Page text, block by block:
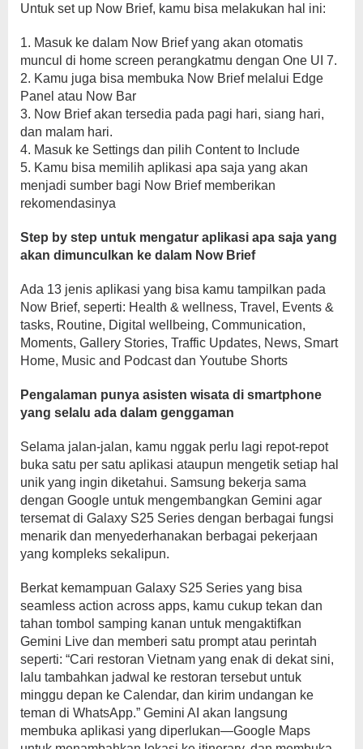
Untuk set up Now Brief, kamu bisa melakukan hal ini:
1. Masuk ke dalam Now Brief yang akan otomatis
muncul di home screen perangkatmu dengan One UI 7.
2. Kamu juga bisa membuka Now Brief melalui Edge
Panel atau Now Bar
3. Now Brief akan tersedia pada pagi hari, siang hari,
dan malam hari.
4. Masuk ke Settings dan pilih Content to Include
5. Kamu bisa memilih aplikasi apa saja yang akan
menjadi sumber bagi Now Brief memberikan
rekomendasinya
Step by step untuk mengatur aplikasi apa saja yang
akan dimunculkan ke dalam Now Brief
Ada 13 jenis aplikasi yang bisa kamu tampilkan pada
Now Brief, seperti: Health & wellness, Travel, Events &
tasks, Routine, Digital wellbeing, Communication,
Moments, Gallery Stories, Traffic Updates, News, Smart
Home, Music and Podcast dan Youtube Shorts
Pengalaman punya asisten wisata di smartphone
yang selalu ada dalam genggaman
Selama jalan-jalan, kamu nggak perlu lagi repot-repot
buka satu per satu aplikasi ataupun mengetik setiap hal
unik yang ingin diketahui. Samsung bekerja sama
dengan Google untuk mengembangkan Gemini agar
tersemat di Galaxy S25 Series dengan berbagai fungsi
menarik dan menyederhanakan berbagai pekerjaan
yang kompleks sekalipun.
Berkat kemampuan Galaxy S25 Series yang bisa
seamless action across apps, kamu cukup tekan dan
tahan tombol samping kanan untuk mengaktifkan
Gemini Live dan memberi satu prompt atau perintah
seperti: “Cari restoran Vietnam yang enak di dekat sini,
lalu tambahkan jadwal ke restoran tersebut untuk
minggu depan ke Calendar, dan kirim undangan ke
teman di WhatsApp.” Gemini AI akan langsung
membuka aplikasi yang diperlukan—Google Maps